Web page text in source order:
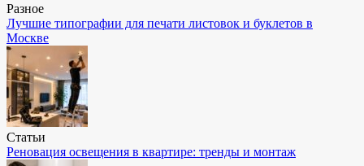
Разное
Лучшие типографии для печати листовок и буклетов в
Москве
Статьи
Реновация освещения в квартире: тренды и монтаж